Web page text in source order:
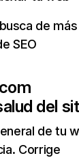
de
SEO
del
de tu
Corrige